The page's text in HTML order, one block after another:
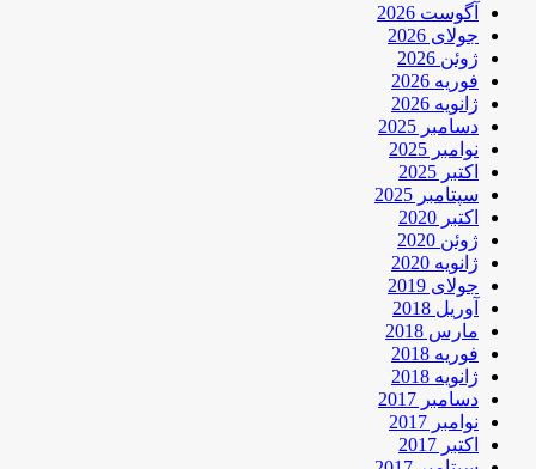
آگوست 2026
جولای 2026
ژوئن 2026
فوریه 2026
ژانویه 2026
دسامبر 2025
نوامبر 2025
اکتبر 2025
سپتامبر 2025
اکتبر 2020
ژوئن 2020
ژانویه 2020
جولای 2019
آوریل 2018
مارس 2018
فوریه 2018
ژانویه 2018
دسامبر 2017
نوامبر 2017
اکتبر 2017